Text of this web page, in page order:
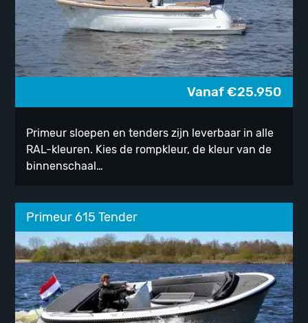
Vanaf€25.950
Primeur sloepen en tenders zijn leverbaar in alle
RAL-kleuren. Kies de rompkleur, de kleur van de
binnenschaal…
Primeur 615 Tender